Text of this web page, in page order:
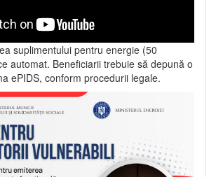
suplimentului pentru energie (50
automat. Beneficiarii trebuie să depună o
ePIDS, conform procedurii legale.